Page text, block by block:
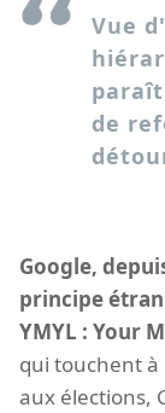
Vue
de
Google,
principe
YMYL : Your
qui touchent à
aux élections,